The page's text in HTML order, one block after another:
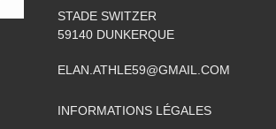
STADE SWITZER
59140 DUNKERQUE
ELAN.ATHLE59@GMAIL.COM
INFORMATIONS LÉGALES